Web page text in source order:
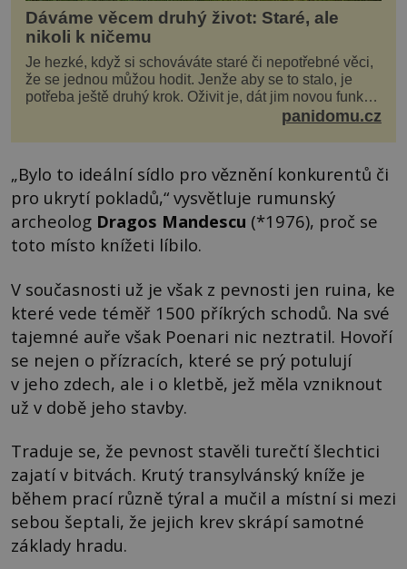
Dáváme věcem druhý život: Staré, ale
nikoli k ničemu
Je hezké, když si schováváte staré či nepotřebné věci,
že se jednou můžou hodit. Jenže aby se to stalo, je
potřeba ještě druhý krok. Oživit je, dát jim novou funkci
panidomu.cz
„Bylo to ideální sídlo pro věznění konkurentů či
pro ukrytí pokladů,“ vysvětluje rumunský
archeolog Dragos Mandescu (*1976), proč se
toto místo knížeti líbilo.
V současnosti už je však z pevnosti jen ruina, ke
které vede téměř 1500 příkrých schodů. Na své
tajemné auře však Poenari nic neztratil. Hovoří
se nejen o přízracích, které se prý potulují
v jeho zdech, ale i o kletbě, jež měla vzniknout
už v době jeho stavby.
Traduje se, že pevnost stavěli turečtí šlechtici
zajatí v bitvách. Krutý transylvánský kníže je
během prací různě týral a mučil a místní si mezi
sebou šeptali, že jejich krev skrápí samotné
základy hradu.